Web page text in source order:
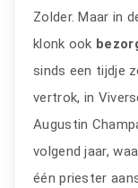
Zolder. Maar in
klonk ook
sinds een tijdje
vertrok, in
Augustin
volgend jaar,
één priester